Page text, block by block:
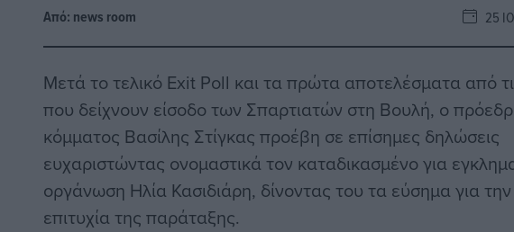
Από: news room 25
Μετά το τελικό Exit Poll και τα πρώτα αποτελέσματα από
που δείχνουν είσοδο των Σπαρτιατών στη Βουλή, ο
κόμματος Βασίλης Στίγκας προέβη σε επίσημες δηλώσεις
ευχαριστώντας ονομαστικά τον καταδικασμένο για
οργάνωση Ηλία Κασιδιάρη, δίνοντας του τα εύσημα για την
επιτυχία της παράταξης.